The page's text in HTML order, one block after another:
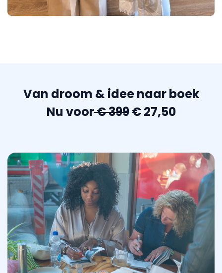
Van droom & idee naar boek
Nu voor€ 399€ 27,50